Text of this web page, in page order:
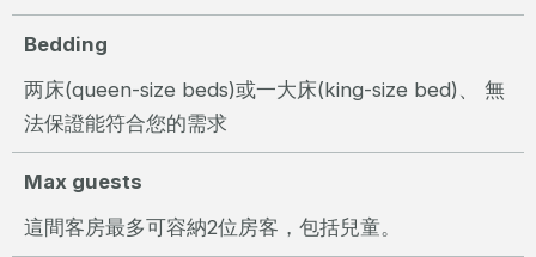
Bedding
两床(queen-size beds)或一大床(king-size bed)、 無
法保證能符合您的需求
Max guests
這間客房最多可容納2位房客，包括兒童。